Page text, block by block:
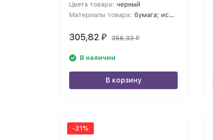
Цвета товара: черный
Материалы товара: бумага; искусственная кожа
305,82 ₽ 356,33₽
В наличии
В корзину
-21%